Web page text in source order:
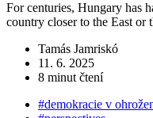
For centuries, Hungary has
country closer to the East or
Tamás Jamriskó
11. 6. 2025
8 minut čtení
#demokracie v